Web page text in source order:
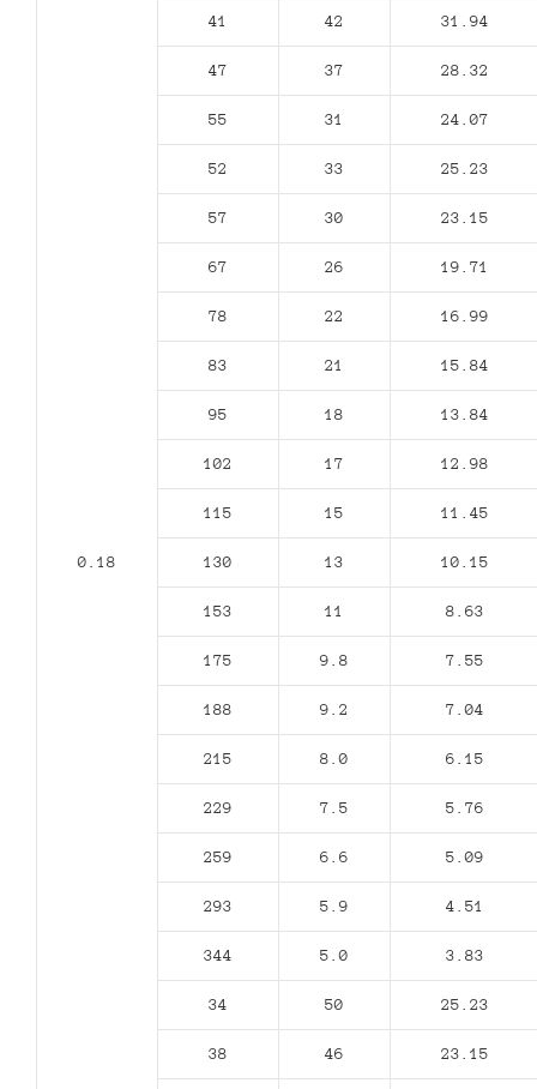
0.18
41 42 31.94
47 37 28.32
55 31 24.07
52 33 25.23
57 30 23.15
67 26 19.71
78 22 16.99
83 21 15.84
95 18 13.84
102 17 12.98
115 15 11.45
130 13 10.15
153 11 8.63
175 9.8 7.55
188 9.2 7.04
215 8.0 6.15
229 7.5 5.76
259 6.6 5.09
293 5.9 4.51
344 5.0 3.83
34 50 25.23
38 46 23.15